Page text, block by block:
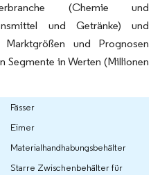
(Chemie und
und Getränke) und
und Prognosen
Segmente in Werten (Millionen
Fässer
Eimer
Materialhandhabungsbehälter
Starre Zwischenbehälter für